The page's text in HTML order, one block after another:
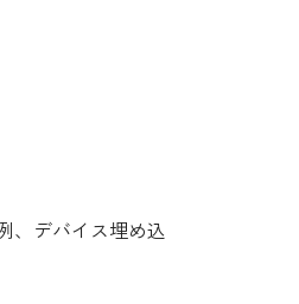
、デバイス埋め込